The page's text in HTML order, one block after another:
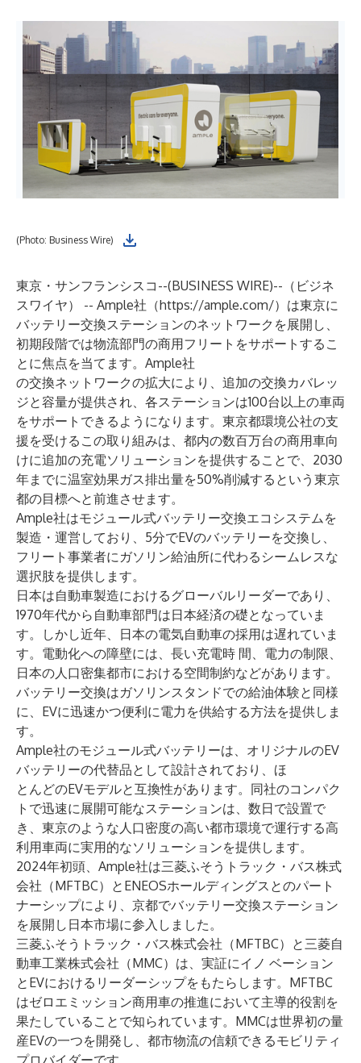
(Photo: Business Wire)
東京・サンフランシスコ--(BUSINESS WIRE)-- （ビジネ
スワイヤ） -- Ample社（https://ample.com/）は東京に
バッテリー交換ステーションのネットワークを展開し、
初期段階では物流部門の商用フリートをサポートするこ
とに焦点を当てます。Ample社
の交換ネットワークの拡大により、追加の交換カバレッ
ジと容量が提供され、各ステーションは100台以上の車両
をサポートできるようになります。東京都環境公社の支
援を受けるこの取り組みは、都内の数百万台の商用車向
けに追加の充電ソリューションを提供することで、2030
年までに温室効果ガス排出量を50%削減するという東京
都の目標へと前進させます。
Ample社はモジュール式バッテリー交換エコシステムを
製造・運営しており、5分でEVのバッテリーを交換し、
フリート事業者にガソリン給油所に代わるシームレスな
選択肢を提供します。
日本は自動車製造におけるグローバルリーダーであり、
1970年代から自動車部門は日本経済の礎となっていま
す。しかし近年、日本の電気自動車の採用は遅れていま
す。電動化への障壁には、長い充電時 間、電力の制限、
日本の人口密集都市における空間制約などがあります。
バッテリー交換はガソリンスタンドでの給油体験と同様
に、EVに迅速かつ便利に電力を供給する方法を提供しま
す。
Ample社のモジュール式バッテリーは、オリジナルのEV
バッテリーの代替品として設計されており、ほ
とんどのEVモデルと互換性があります。同社のコンパク
トで迅速に展開可能なステーションは、数日で設置で
き、東京のような人口密度の高い都市環境で運行する高
利用車両に実用的なソリューションを提供します。
2024年初頭、Ample社は三菱ふそうトラック・バス株式
会社（MFTBC）とENEOSホールディングスとのパート
ナーシップにより、京都でバッテリー交換ステーション
を展開し日本市場に参入しました。
三菱ふそうトラック・バス株式会社（MFTBC）と三菱自
動車工業株式会社（MMC）は、実証にイノ ベーション
とEVにおけるリーダーシップをもたらします。MFTBC
はゼロエミッション商用車の推進において主導的役割を
果たしていることで知られています。MMCは世界初の量
産EVの一つを開発し、都市物流の信頼できるモビリティ
プロバイダーです。